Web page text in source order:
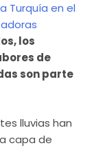
Turquía en el
los
de
son parte
lluvias han
capa de